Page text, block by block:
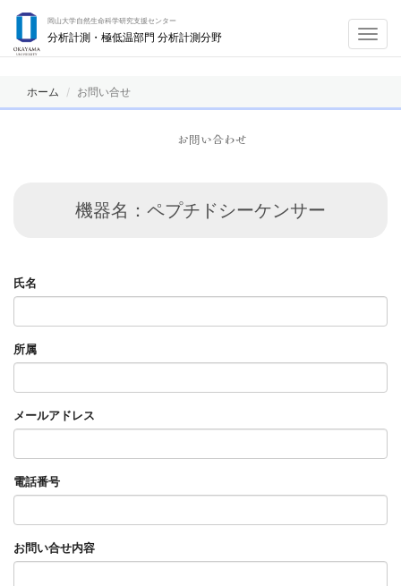
岡山大学自然生命科学研究支援センター
分析計測・極低温部門 分析計測分野
ホーム お問い合せ
お問い合わせ
機器名：ペプチドシーケンサー
氏名
所属
メールアドレス
電話番号
お問い合せ内容